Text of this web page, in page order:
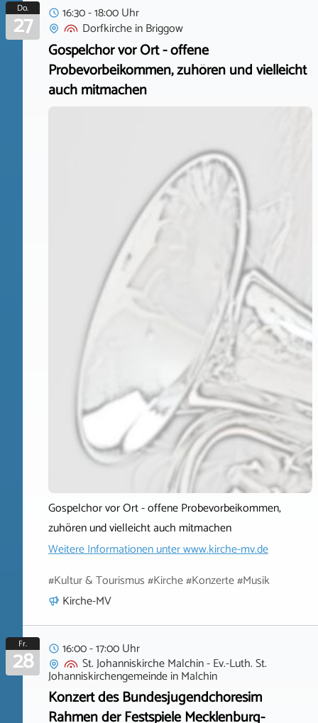
Do.
27
16:30 - 18:00 Uhr
DorfkircheinBriggow
Gospelchor vor Ort - offene
Probevorbeikommen, zuhören und vielleicht
auch mitmachen
Gospelchor vor Ort - offene Probevorbeikommen,
zuhören und vielleicht auch mitmachen
Weitere Informationen unterwww.kirche-mv.de
#Kultur & Tourismus #Kirche #Konzerte #Musik
Kirche-MV
Fr.
28
16:00 - 17:00 Uhr
St. Johanniskirche Malchin - Ev.-Luth. St.
JohanniskirchengemeindeinMalchin
Konzert des Bundesjugendchoresim
Rahmen der Festspiele Mecklenburg-